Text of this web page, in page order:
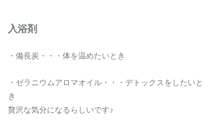
入浴剤
・備長炭・・・体を温めたいとき
・ゼラニウムアロマオイル・・・デトックスをしたいと
き
贅沢な気分になるらしいです♪